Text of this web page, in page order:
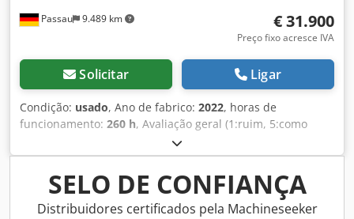
Passau 9.489 km € 31.900
Preço fixo acresce IVA
Solicitar Ligar
Condição: usado, Ano de fabrico: 2022, horas de
funcionamento: 260 h, Avaliação geral (1:ruim, 5:como
novo): Muito bom Djdszkzznopfx Anfswa ---- Novo, em
conformidade com as normas de segurança e saúde no
trabalho – pronto para uso imediato Aproximadamente
260 horas de funcionamento – peso operacional 2.400 kg –
largura de trabalho 1.000 mm – motor diesel Kubota, fase
SELO DE CONFIANÇA
Distribuidores certificados pela Machineseeker